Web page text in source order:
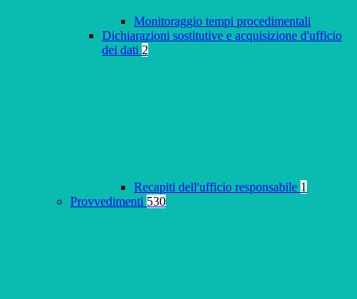
Monitoraggio tempi procedimentali
Dichiarazioni sostitutive e acquisizione d'ufficio
dei dati 2
Recapiti dell'ufficio responsabile 1
Provvedimenti 530